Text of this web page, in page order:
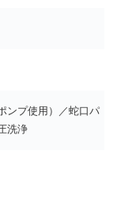
ンプ使用）／蛇口パ
洗浄